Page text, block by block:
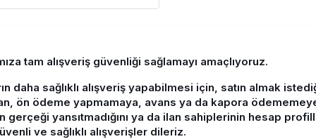
tam alışveriş güvenliği sağlamayı amaçlıyoruz.
daha sağlıklı alışveriş yapabilmesi için, satın almak
ön ödeme yapmamaya, avans ya da kapora
yansıtmadığını ya da ilan sahiplerinin hesap
ve sağlıklı alışverişler dileriz.